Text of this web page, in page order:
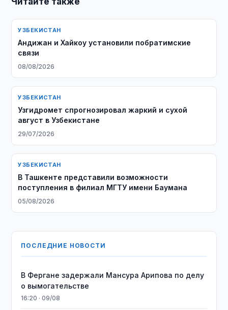
УЗБЕКИСТАН
Андижан и Хайкоу установили побратимские
связи
08/08/2026
УЗБЕКИСТАН
Узгидромет спрогнозировал жаркий и сухой
август в Узбекистане
29/07/2026
УЗБЕКИСТАН
В Ташкенте представили возможности
поступления в филиал МГТУ имени Баумана
05/08/2026
ПОСЛЕДНИЕ НОВОСТИ
В Фергане задержали Мансура Арипова по делу
о вымогательстве
16:20 · 09/08